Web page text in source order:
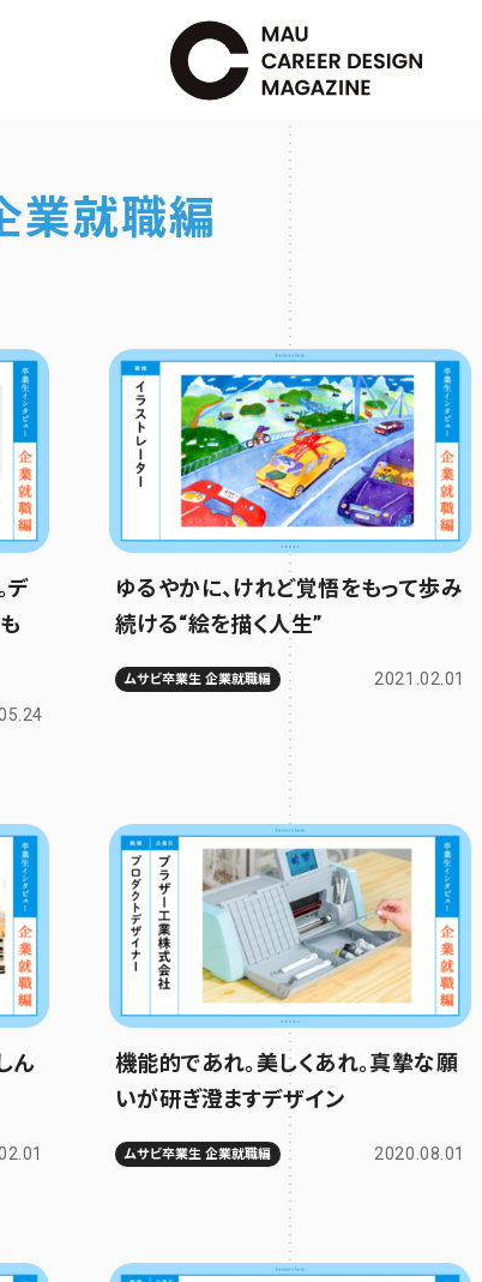
業就職編
デ
ゆるやかに、けれど覚悟をもって歩み
続ける“絵を描く人生”
ムサビ卒業生 企業就職編 2021.02.01
ん
機能的であれ。美しくあれ。真摯な願
いが研ぎ澄ますデザイン
ムサビ卒業生 企業就職編 2020.08.01